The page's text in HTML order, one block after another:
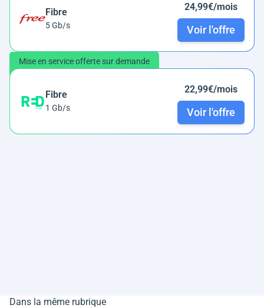
Fibre
5 Gb/s
24,99€/mois
Voir l'offre
Mise en service offerte sur demande
Fibre
1 Gb/s
22,99€/mois
Voir l'offre
Dans la même rubrique